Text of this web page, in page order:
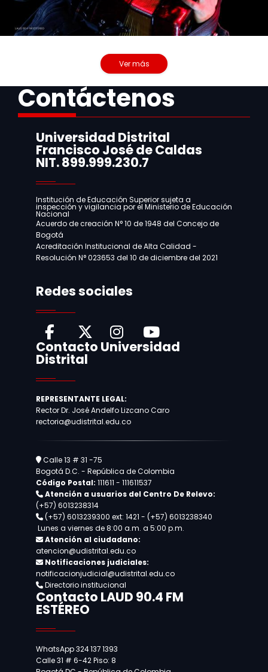
Ver más Galerías
Contáctenos
Información
Universidad Distrital
Francisco José de Caldas
NIT. 899.999.230.7
Institución de Educación Superior sujeta a
inspección y vigilancia por el Ministerio de Educación
Nacional
Acuerdo de creación N° 10 de 1948 del Concejo de
Bogotá
Acreditación Institucional de Alta Calidad -
Resolución N° 023653 del 10 de diciembre del 2021
Redes sociales
Contacto Universidad
Distrital
REPRESENTANTE LEGAL:
Rector Dr. José Andelfo Lizcano Caro
rectoria@udistrital.edu.co
Calle 13 # 31 -75
Bogotá D.C. - República de Colombia
Código Postal: 111611 - 111611537
Atención a usuarios del Centro De Relevo:
(+57) 6013238314
(+57) 6013239300 ext: 1421 - (+57) 6013238340
Lunes a viernes de 8:00 a.m. a 5:00 p.m.
Atención al ciudadano:
atencion@udistrital.edu.co
Notificaciones judiciales:
notificacionjudicial@udistrital.edu.co
Directorio institucional
Contacto LAUD 90.4 FM
ESTÉREO
WhatsApp 324 137 1393
Calle 31 # 6-42 Piso: 8